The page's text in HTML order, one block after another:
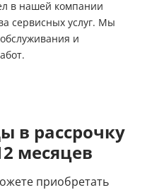
в нашей компании
сервисных услуг. Мы
и
в рассрочку
месяцев
приобретать